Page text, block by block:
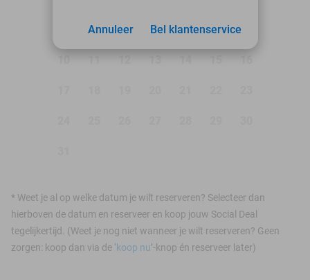
4 5 6 7 8
* Weet je al op welke datum je wilt reserveren? Selecteer dan
hierboven de datum en reserveer en koop jouw Social Deal
tegelijkertijd. (Weet je nog niet wanneer je wilt reserveren? Geen
zorgen: koop dan via de ‘koop nu’-knop én reserveer later)
Bel klantenservice
Annuleer